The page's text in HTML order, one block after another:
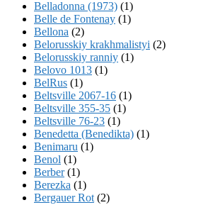
Belladonna (1973) (1)
Belle de Fontenay (1)
Bellona (2)
Belorusskiy krakhmalistyi (2)
Belorusskiy ranniy (1)
Belovo 1013 (1)
BelRus (1)
Beltsville 2067-16 (1)
Beltsville 355-35 (1)
Beltsville 76-23 (1)
Benedetta (Benedikta) (1)
Benimaru (1)
Benol (1)
Berber(1)
Berezka (1)
Bergauer Rot (2)